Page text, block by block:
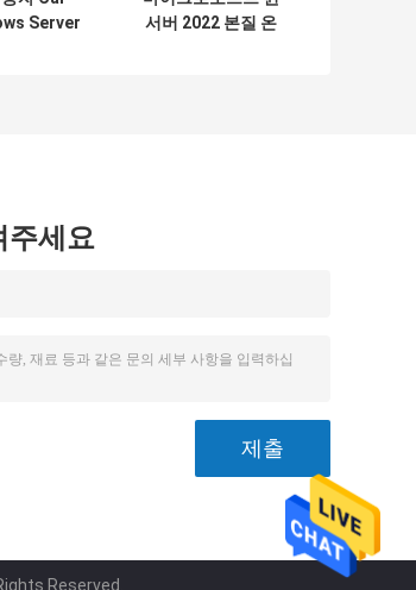
Server
서버 2022 본질 온
주세요
Reserved.